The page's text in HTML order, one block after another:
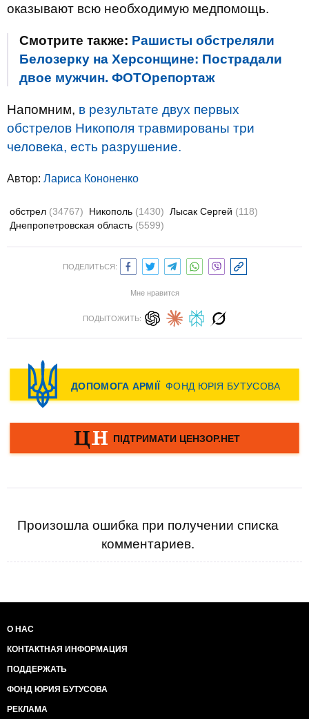
оказывают всю необходимую медпомощь.
Смотрите также: Рашисты обстреляли
Белозерку на Херсонщине: Пострадали
двое мужчин. ФОТОрепортаж
Напомним, в результате двух первых
обстрелов Никополя травмированы три
человека, есть разрушение.
Автор: Лариса Кононенко
обстрел (34767) Никополь (1430) Лысак Сергей (118)
Днепропетровская область (5599)
ПОДЕЛИТЬСЯ:
Мне нравится
ПОДЫТОЖИТЬ:
Произошла ошибка при получении списка
комментариев.
О НАС
КОНТАКТНАЯ ИНФОРМАЦИЯ
ПОДДЕРЖАТЬ
ФОНД ЮРИЯ БУТУСОВА
РЕКЛАМА